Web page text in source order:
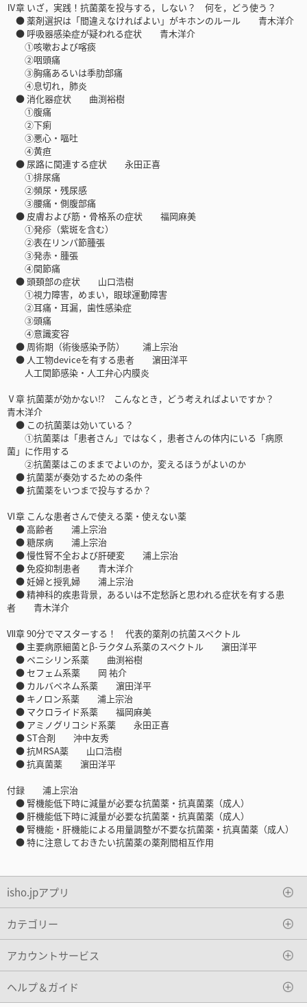
Ⅳ章 いざ，実践！抗菌薬を投与する，しない？ 何を，どう使う？
● 薬剤選択は「間違えなければよい」がキホンのルール 青木洋介
● 呼吸器感染症が疑われる症状 青木洋介
①咳嗽および喀痰
②咽頭痛
③胸痛あるいは季肋部痛
④息切れ，肺炎
● 消化器症状 曲渕裕樹
①腹痛
②下痢
③悪心・嘔吐
④黄疸
● 尿路に関連する症状 永田正喜
①排尿痛
②頻尿・残尿感
③腰痛・側腹部痛
● 皮膚および筋・骨格系の症状 福岡麻美
①発疹（紫斑を含む）
②表在リンパ節腫張
③発赤・腫張
④関節痛
● 頭頚部の症状 山口浩樹
①視力障害，めまい，眼球運動障害
②耳痛・耳漏，歯性感染症
③頭痛
④意識変容
● 周術期（術後感染予防） 浦上宗治
● 人工物deviceを有する患者 濵田洋平
人工関節感染・人工弁心内膜炎
Ⅴ章 抗菌薬が効かない⁉ こんなとき，どう考えればよいですか？
青木洋介
● この抗菌薬は効いている？
①抗菌薬は「患者さん」ではなく，患者さんの体内にいる「病原
菌」に作用する
②抗菌薬はこのままでよいのか，変えるほうがよいのか
● 抗菌薬が奏効するための条件
● 抗菌薬をいつまで投与するか？
Ⅵ章 こんな患者さんで使える薬・使えない薬
● 高齢者 浦上宗治
● 糖尿病 浦上宗治
● 慢性腎不全および肝硬変 浦上宗治
● 免疫抑制患者 青木洋介
● 妊婦と授乳婦 浦上宗治
● 精神科的疾患背景，あるいは不定愁訴と思われる症状を有する患
者 青木洋介
Ⅶ章 90分でマスターする！ 代表的薬剤の抗菌スペクトル
● 主要病原細菌とβ-ラクタム系薬のスペクトル 濵田洋平
● ペニシリン系薬 曲渕裕樹
● セフェム系薬 岡 祐介
● カルバペネム系薬 濵田洋平
● キノロン系薬 浦上宗治
● マクロライド系薬 福岡麻美
● アミノグリコシド系薬 永田正喜
● ST合剤 沖中友秀
● 抗MRSA薬 山口浩樹
● 抗真菌薬 濵田洋平
付録 浦上宗治
● 腎機能低下時に減量が必要な抗菌薬・抗真菌薬（成人）
● 肝機能低下時に減量が必要な抗菌薬・抗真菌薬（成人）
● 腎機能・肝機能による用量調整が不要な抗菌薬・抗真菌薬（成人）
● 特に注意しておきたい抗菌薬の薬剤間相互作用
isho.jpアプリ
カテゴリー
アカウントサービス
ヘルプ＆ガイド